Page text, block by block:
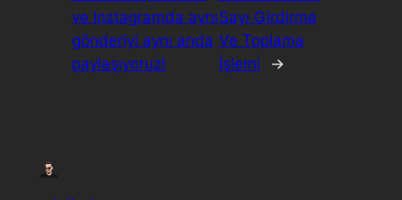
ve Instagramda aynı
gönderiyi aynı anda
paylaşıyoruz!
Sayı Girdirme
Ve Toplama
İşlemi
→